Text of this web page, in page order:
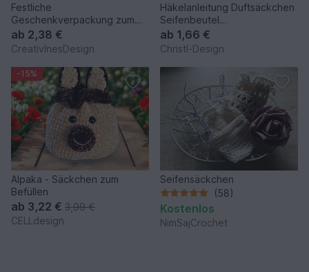
Festliche
Geschenkverpackung zum
Häkeln, variabel in der Größe
& blickdicht
ab 2,38 €
CreativInesDesign
Häkelanleitung Duftsäckchen
Seifenbeutel
Geschenksäckchen Modell 3
ab 1,66 €
Christl-Design
-15%
Alpaka - Säckchen zum
Befüllen
ab 3,22 € 3,99 €
CELLdesign
Seifensäckchen
(58)
Kostenlos
NimSajCrochet